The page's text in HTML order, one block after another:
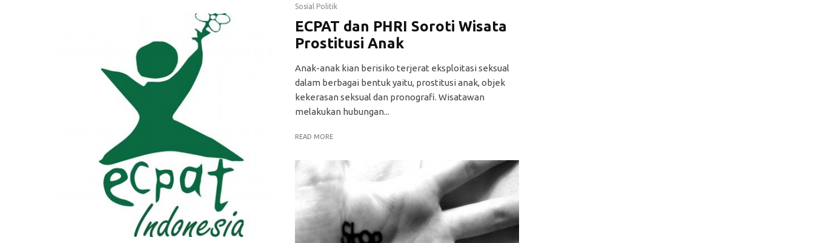
Sosial Politik
ECPAT dan PHRI Soroti Wisata
Prostitusi Anak
Anak-anak kian berisiko terjerat eksploitasi seksual
dalam berbagai bentuk yaitu, prostitusi anak, objek
kekerasan seksual dan pronografi. Wisatawan
melakukan hubungan...
READ MORE